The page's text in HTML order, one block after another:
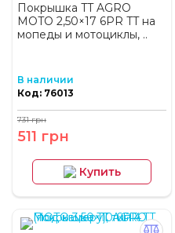
Покрышка TT AGRO
MOTO 2,50×17 6PR TT на
мопеды и мотоциклы, ..
В наличии
Код: 76013
511 грн
731 грн
Купить